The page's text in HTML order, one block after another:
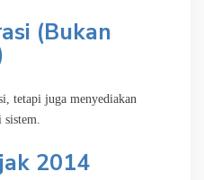
(Bukan
tetapi juga menyediakan
sistem.
2014